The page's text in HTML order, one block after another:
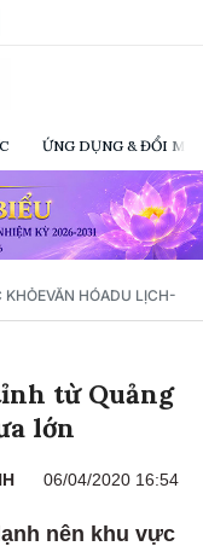
ỨNG DỤNG & ĐỔI
KHỎEVĂN HÓADU LỊCH-
từ Quảng
lớn
06/04/2020 16:54
nên khu vực